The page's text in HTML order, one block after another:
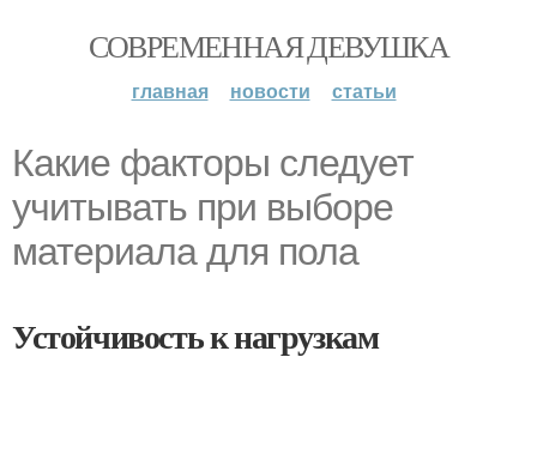
СОВРЕМЕННАЯ ДЕВУШКА
главная новости статьи
Какие факторы следует
учитывать при выборе
материала для пола
Устойчивость к нагрузкам